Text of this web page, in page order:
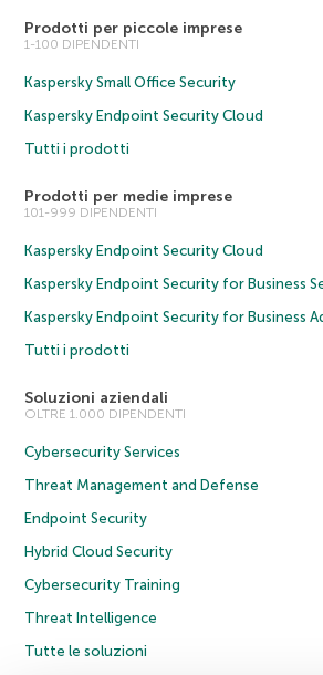
Prodotti per piccole imprese
1-100 DIPENDENTI
Kaspersky Small Office Security
Kaspersky Endpoint Security Cloud
Tutti i prodotti
Prodotti per medie imprese
101-999 DIPENDENTI
Kaspersky Endpoint Security Cloud
Kaspersky Endpoint Security for Business
Kaspersky Endpoint Security for Business
Tutti i prodotti
Soluzioni aziendali
OLTRE 1.000 DIPENDENTI
Cybersecurity Services
Threat Management and Defense
Endpoint Security
Hybrid Cloud Security
Cybersecurity Training
Threat Intelligence
Tutte le soluzioni